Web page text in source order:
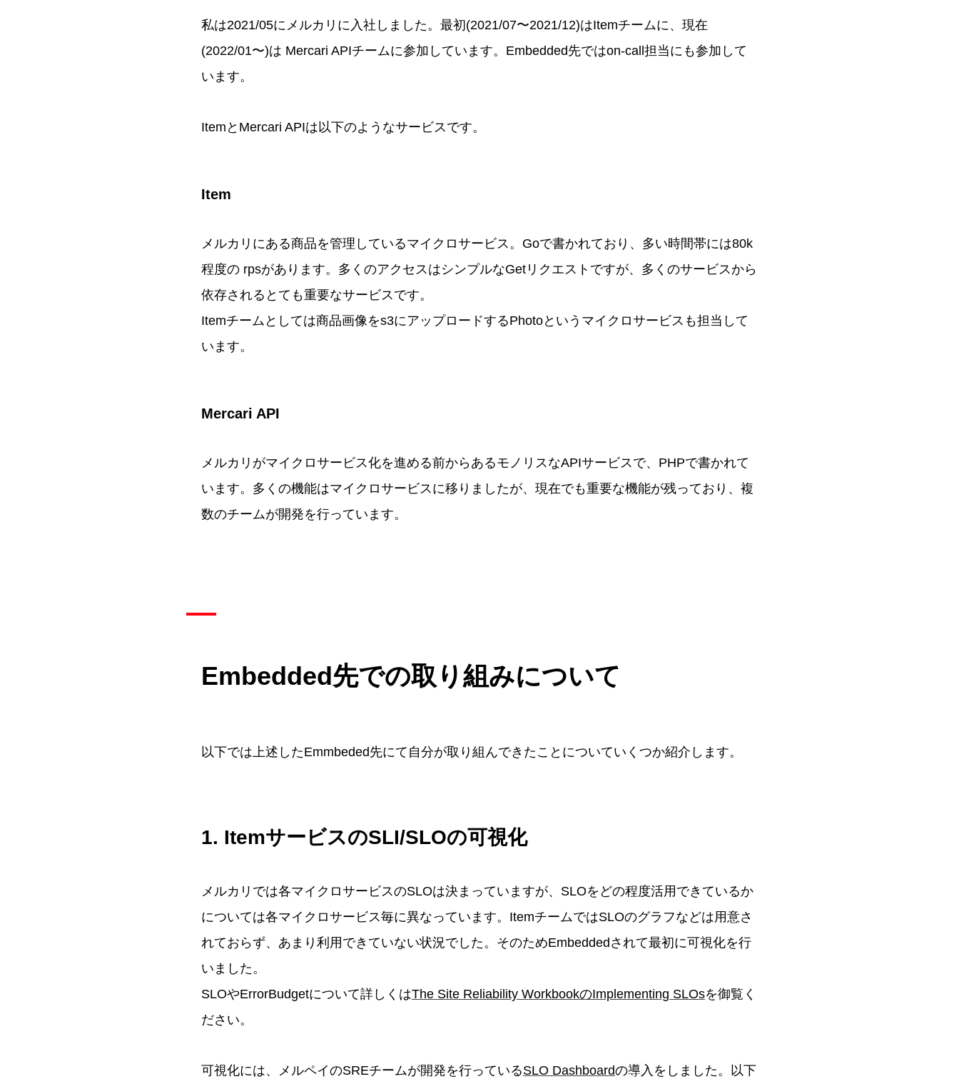
私は2021/05にメルカリに入社しました。最初(2021/07〜2021/12)はItemチームに、現在
(2022/01〜)は Mercari APIチームに参加しています。Embedded先ではon-call担当にも参加して
います。
ItemとMercari APIは以下のようなサービスです。
Item
メルカリにある商品を管理しているマイクロサービス。Goで書かれており、多い時間帯には80k
程度の rpsがあります。多くのアクセスはシンプルなGetリクエストですが、多くのサービスから
依存されるとても重要なサービスです。
Itemチームとしては商品画像をs3にアップロードするPhotoというマイクロサービスも担当して
います。
Mercari API
メルカリがマイクロサービス化を進める前からあるモノリスなAPIサービスで、PHPで書かれて
います。多くの機能はマイクロサービスに移りましたが、現在でも重要な機能が残っており、複
数のチームが開発を行っています。
Embedded先での取り組みについて
以下では上述したEmmbeded先にて自分が取り組んできたことについていくつか紹介します。
1. ItemサービスのSLI/SLOの可視化
メルカリでは各マイクロサービスのSLOは決まっていますが、SLOをどの程度活用できているか
については各マイクロサービス毎に異なっています。ItemチームではSLOのグラフなどは用意さ
れておらず、あまり利用できていない状況でした。そのためEmbeddedされて最初に可視化を行
いました。
SLOやErrorBudgetについて詳しくはThe Site Reliability WorkbookのImplementing SLOsを御覧く
ださい。
可視化には、メルペイのSREチームが開発を行っているSLO Dashboardの導入をしました。以下